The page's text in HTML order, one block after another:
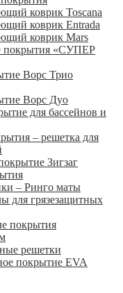
коврик Toscana
коврик Entrada
коврик Mars
покрытия «СУПЕР
Ворс Трио
Ворс Дуо
для бассейнов и
– решетка для
Зигзаг
– Ринго маты
для грязезащитных
покрытия
решетки
покрытие EVA